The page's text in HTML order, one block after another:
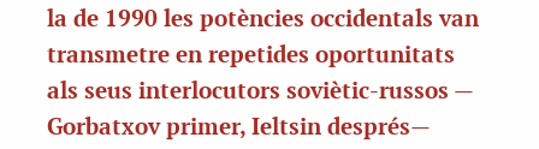
la de 1990 les potències occidentals van
transmetre en repetides oportunitats
als seus interlocutors soviètic-russos —
Gorbatxov primer, Ieltsin després—